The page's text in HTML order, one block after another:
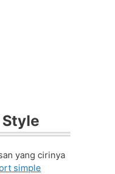
yang cirinya
simple